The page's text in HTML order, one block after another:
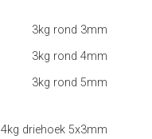
3kg rond 3mm
3kg rond 4mm
3kg rond 5mm
4kg driehoek 5x3mm